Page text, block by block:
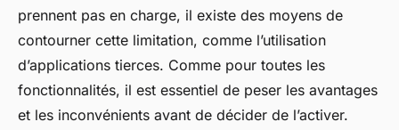
prennent pas en charge, il existe des moyens de
contourner cette limitation, comme l’utilisation
d’applications tierces. Comme pour toutes les
fonctionnalités, il est essentiel de peser les avantages
et les inconvénients avant de décider de l’activer.